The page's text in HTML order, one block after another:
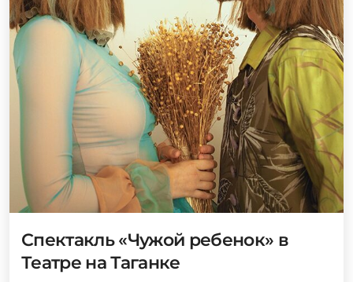
Спектакль «Чужой ребенок» в
Театре на Таганке